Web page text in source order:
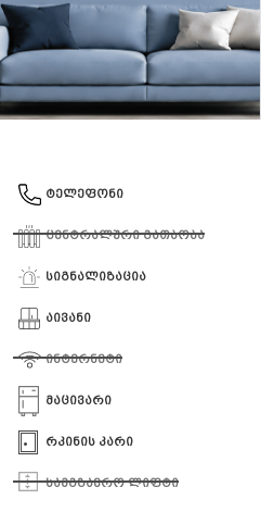
ტელეფონი
ცენტრალური გათბობა
სიგნალიზაცია
აივანი
ინტერნეტი
მაცივარი
რკინის კარი
სამგზავრო ლიფტი